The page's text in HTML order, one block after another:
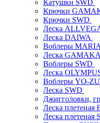
Катушки SWD
Крючки
Крючки SWD
Леска
Леска DAIWA
Воблеры MARIA
Леска
Воблеры SWD
Леска
Воблеры YO-
Леска SWD
Джигголовки,
Леска плетеная
Леска плетеная